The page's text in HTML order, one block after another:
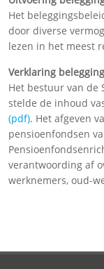
Het
door diverse
lezen in het meest
Verklaring
Het bestuur van de
stelde de inhoud
(pdf). Het afgeven
pensioenfondsen
verantwoording af
werknemers, oud-